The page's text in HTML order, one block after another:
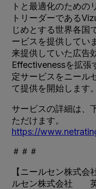
トと最適化のための
トリーダーである
じめとする世界各国
ービスを提供してい
来提供していた広告
Effectivenessを拡張
定サービスをニール
て提供を開始します。
サービスの詳細は、
ただけます。
https://
＃＃＃
【ニールセン株式
ルセン株式会社